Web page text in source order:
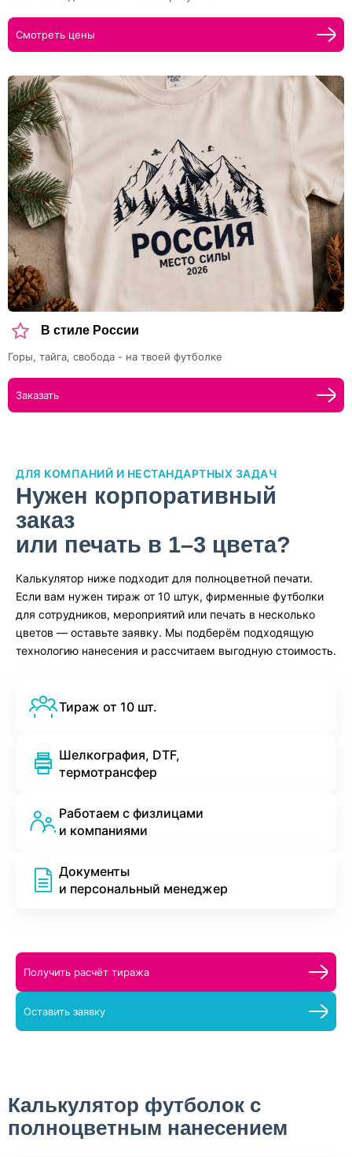
Смотреть цены
В стиле России
Горы, тайга, свобода - на твоей футболке
Заказать
ДЛЯ КОМПАНИЙ И НЕСТАНДАРТНЫХ ЗАДАЧ
Нужен корпоративный
заказ
или печать в 1–3 цвета?
Калькулятор ниже подходит для полноцветной печати.
Если вам нужен тираж от 10 штук, фирменные футболки
для сотрудников, мероприятий или печать в несколько
цветов — оставьте заявку. Мы подберём подходящую
технологию нанесения и рассчитаем выгодную стоимость.
Тираж от 10 шт.
Шелкография, DTF,
термотрансфер
Работаем с физлицами
и компаниями
Документы
и персональный менеджер
Получить расчёт тиража
Оставить заявку
Калькулятор футболок с
полноцветным нанесением